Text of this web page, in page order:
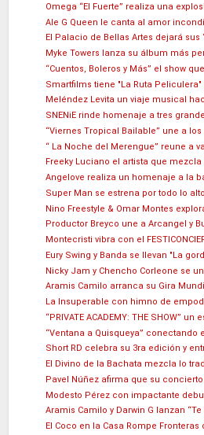
Omega “El Fuerte” realiza una
Ale G Queen le canta al amor
El Palacio de Bellas Artes dejará sus
Myke Towers lanza su álbum más
“Cuentos, Boleros y Más” el show
Smartfilms tiene "La Ruta Peliculera"
Meléndez Levita un viaje musical
SNENiE rinde homenaje a tres
“Viernes Tropical Bailable” une a
“ La Noche del Merengue” reune a
Freeky Luciano el artista que
Angelove realiza un homenaje a la
Super Man se estrena por todo lo
Nino Freestyle & Omar Montes
Productor Breyco une a Arcangel y
Montecristi vibra con el
Eury Swing y Banda se llevan "La
Nicky Jam y Chencho Corleone se
Aramis Camilo arranca su Gira
La Insuperable con himno de
“PRIVATE ACADEMY: THE SHOW”
“Ventana a Quisqueya” conectando
Short RD celebra su 3ra edición y
El Divino de la Bachata mezcla lo
Pavel Núñez afirma que su concierto
Modesto Pérez con impactante
Aramis Camilo y Darwin G lanzan “Te
El Coco en la Casa Rompe Fronteras